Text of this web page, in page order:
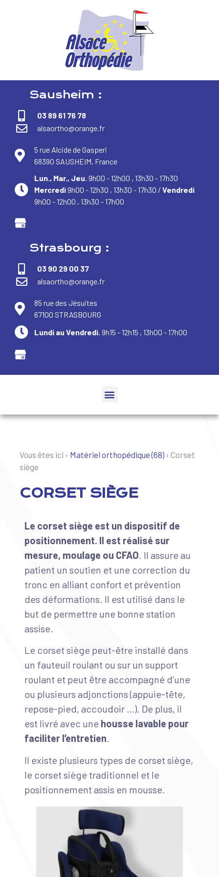
Sausheim :
03 89 61 76 78
alsaortho@orange.fr
5 rue Alcide de Gasperi
68390 SAUSHEIM, France
Lun., Mar., Jeu. 9h00 - 12h00 , 13h30 - 17h30
Mercredi9h00 - 12h30 , 13h30 - 17h30 / Vendredi
9h00 - 12h00 , 13h30 - 17h00
Strasbourg :
03 90 29 00 37
alsaortho@orange.fr
85 rue des Jésuites
67100 STRASBOURG
Lundi au Vendredi. 9h15 - 12h15 , 13h00 - 17h00
Vous êtes ici › Matériel orthopédique (68) › Corset
siège
CORSET SIÈGE
Le corset siège est un dispositif de
positionnement. Il est réalisé sur
mesure, moulage ou CFAO. Il assure au
patient un soutien et une correction du
tronc en alliant confort et prévention
des déformations. Il est utilisé dans le
but de permettre une bonne station
assise.
Le corset siège peut-être installé dans
un fauteuil roulant ou sur un support
roulant et peut être accompagné d’une
ou plusieurs adjonctions (appuie-tête,
repose-pied, accoudoir …). De plus, il
est livré avec une housse lavable pour
faciliter l’entretien.
Il existe plusieurs types de corset siège,
le corset siège traditionnel et le
positionnement assis en mousse.